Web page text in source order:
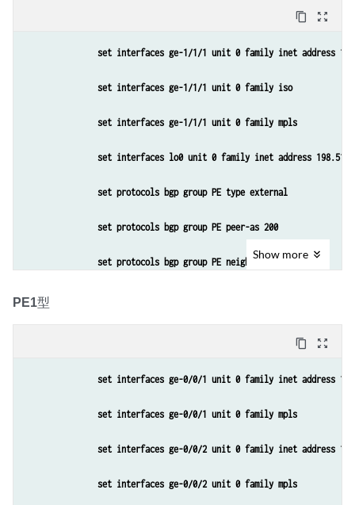
content_copy zoom_out_map
set interfaces ge-1/1/1 unit 0 family inet address
set interfaces ge-1/1/1 unit 0 family iso
set interfaces ge-1/1/1 unit 0 family mpls
set interfaces lo0 unit 0 family inet address
set protocols bgp group PE type external
set protocols bgp group PE peer-as 200
set protocols bgp group PE neighbor 192.0.2.1
Show more
PE1型
content_copy zoom_out_map
set interfaces ge-0/0/1 unit 0 family inet address
set interfaces ge-0/0/1 unit 0 family mpls
set interfaces ge-0/0/2 unit 0 family inet address
set interfaces ge-0/0/2 unit 0 family mpls